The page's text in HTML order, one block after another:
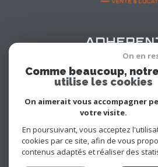
© 2022 Tous droits
On en
Comme beaucoup,
utilise les cookies
On aimerait vous accompagner
votre visite.
En poursuivant, vous acceptez
cookies par ce site, afin de vous
contenus adaptés et réaliser des